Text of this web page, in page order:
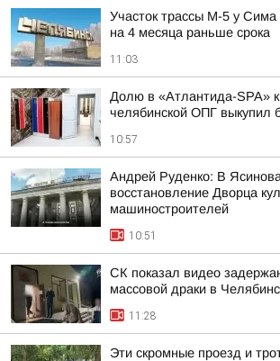
Участок трассы М-5 у
на 4 месяца раньше срока
11:03
Долю в «Атлантида-SPA»
челябинской ОПГ выкупил
10:57
Андрей Руденко: В
восстановление Дворца
машиностроителей
10:51
СК показал видео
массовой драки в
11:28
Эти скромные проезд и